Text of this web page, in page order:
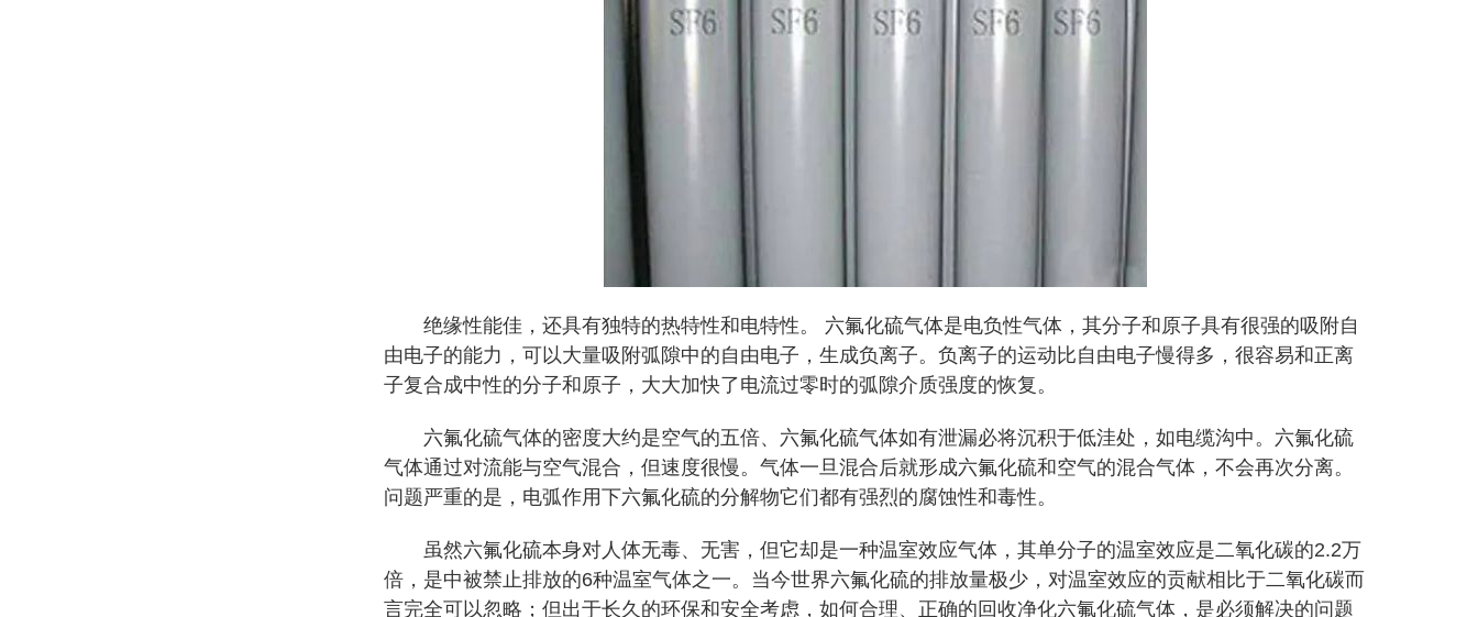
绝缘性能佳，还具有独特的热特性和电特性。 六氟化硫气体是电负性气体，其分子和原子具有很强的吸附自
由电子的能力，可以大量吸附弧隙中的自由电子，生成负离子。负离子的运动比自由电子慢得多，很容易和正离
子复合成中性的分子和原子，大大加快了电流过零时的弧隙介质强度的恢复。
六氟化硫气体的密度大约是空气的五倍、六氟化硫气体如有泄漏必将沉积于低洼处，如电缆沟中。六氟化硫
气体通过对流能与空气混合，但速度很慢。气体一旦混合后就形成六氟化硫和空气的混合气体，不会再次分离。
问题严重的是，电弧作用下六氟化硫的分解物它们都有强烈的腐蚀性和毒性。
虽然六氟化硫本身对人体无毒、无害，但它却是一种温室效应气体，其单分子的温室效应是二氧化碳的2.2万
倍，是中被禁止排放的6种温室气体之一。当今世界六氟化硫的排放量极少，对温室效应的贡献相比于二氧化碳而
言完全可以忽略；但出于长久的环保和安全考虑，如何合理、正确的回收净化六氟化硫气体，是必须解决的问题